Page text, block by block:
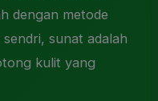
dengan metode
sunat adalah
kulit yang